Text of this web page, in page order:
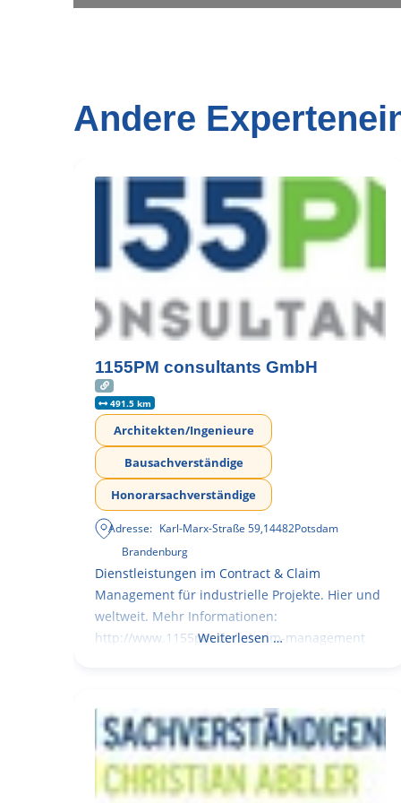
Andere
1155PM consultants GmbH
491.5 km
Architekten/Ingenieure
Bausachverständige
Honorarsachverständige
Adresse: Karl-Marx-Straße 59,14482Potsdam
Brandenburg
Dienstleistungen im Contract & Claim
Management für industrielle Projekte. Hier und
weltweit. Mehr Informationen:
http://www.1155pm.de/interim-management
Weiterlesen …